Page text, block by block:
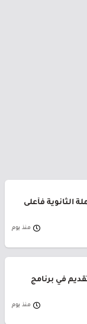
الثانوية فأعلى
منذ يوم
في برنامج
منذ يوم